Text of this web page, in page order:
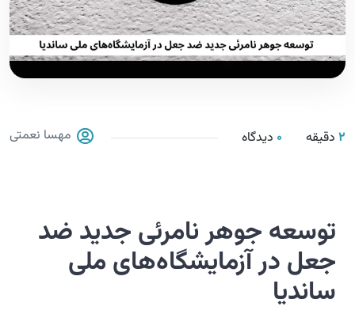
2 دقیقه 0 دیدگاه مهسا نعمتی
توسعه جوهر نامرئی جدید ضد
جعل در آزمایشگاه‌های ملی
ساندیا